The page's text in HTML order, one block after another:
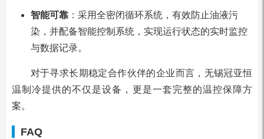
智能可靠：采用全密闭循环系统，有效防止油液污
染，并配备智能控制系统，实现运行状态的实时监控
与数据记录。
对于寻求长期稳定合作伙伴的企业而言，无锡冠亚恒
温制冷提供的不仅是设备，更是一套完整的温控保障方
案。
FAQ